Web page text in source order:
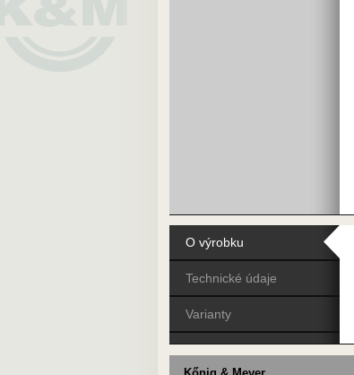
O výrobku
Technické údaje
Varianty